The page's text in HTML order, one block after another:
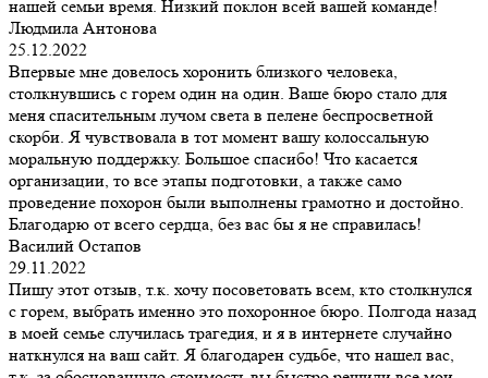
нашей семьи время. Низкий поклон всей вашей команде!
Людмила Антонова
25.12.2022
Впервые мне довелось хоронить близкого человека,
столкнувшись с горем один на один. Ваше бюро стало для
меня спасительным лучом света в пелене беспросветной
скорби. Я чувствовала в тот момент вашу колоссальную
моральную поддержку. Большое спасибо! Что касается
организации, то все этапы подготовки, а также само
проведение похорон были выполнены грамотно и достойно.
Благодарю от всего сердца, без вас бы я не справилась!
Василий Остапов
29.11.2022
Пишу этот отзыв, т.к. хочу посоветовать всем, кто столкнулся
с горем, выбрать именно это похоронное бюро. Полгода назад
в моей семье случилась трагедия, и я в интернете случайно
наткнулся на ваш сайт. Я благодарен судьбе, что нашел вас,